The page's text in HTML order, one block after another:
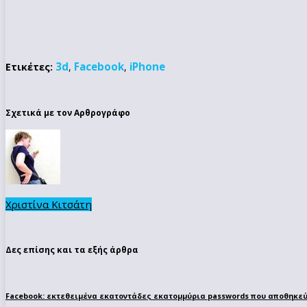
Ετικέτες: 3d, Facebook, iPhone
Σχετικά με τον Αρθρογράφο
Χριστίνα Κιτσάτη
Δες επίσης και τα εξής άρθρα
Facebook: εκτεθειμένα εκατοντάδες εκατομμύρια passwords που